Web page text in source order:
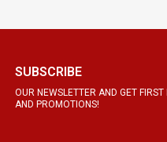
SUBSCRIBE
OUR NEWSLETTER AND GET
AND PROMOTIONS!